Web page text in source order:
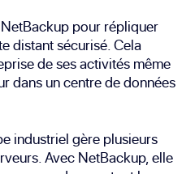
pour répliquer
distant sécurisé. Cela
de ses activités même
dans un centre de données
industriel gère plusieurs
Avec NetBackup, elle